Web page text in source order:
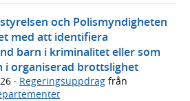
och Polismyndigheten
med att identifiera
barn i kriminalitet eller som
i organiserad brottslighet
· Regeringsuppdrag från